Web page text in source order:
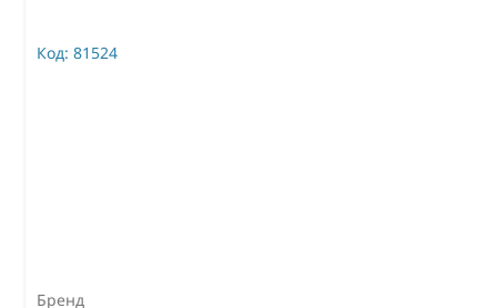
Код: 81524
Бренд